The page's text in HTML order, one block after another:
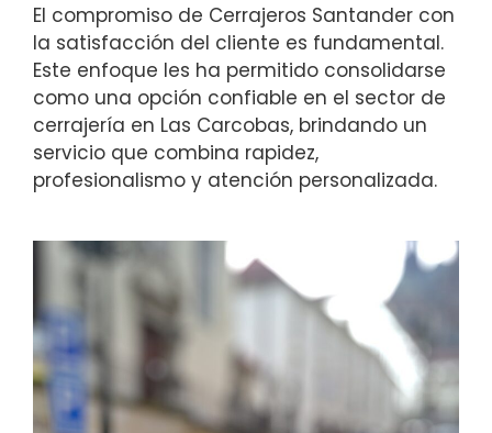
El compromiso de Cerrajeros Santander con
la satisfacción del cliente es fundamental.
Este enfoque les ha permitido consolidarse
como una opción confiable en el sector de
cerrajería en Las Carcobas, brindando un
servicio que combina rapidez,
profesionalismo y atención personalizada.